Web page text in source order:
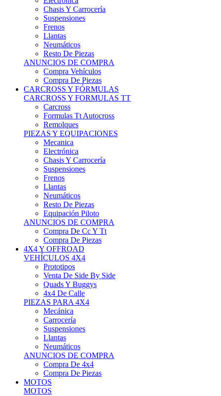
Suspensiones
Frenos
Llantas
Neumáticos
Resto De Piezas
ANUNCIOS DE COMPRA
Compra Vehículos
Compra De Piezas
CARCROSS Y FÓRMULAS
CARCROSS Y FORMULAS TT
Carcross
Formulas Tt Autocross
Remolques
PIEZAS Y EQUIPACIONES
Mecanica
Electrónica
Chasis Y Carrocería
Suspensiones
Frenos
Llantas
Neumáticos
Resto De Piezas
Equipación Piloto
ANUNCIOS DE COMPRA
Compra De Cc Y Tt
Compra De Piezas
4X4 Y OFFROAD
VEHÍCULOS 4X4
Prototipos
Venta De Side By Side
Quads Y Buggys
4x4 De Calle
PIEZAS PARA 4X4
Mecánica
Carrocería
Suspensiones
Llantas
Neumáticos
ANUNCIOS DE COMPRA
Compra De 4x4
Compra De Piezas
MOTOS
MOTOS
Motos De Circuito